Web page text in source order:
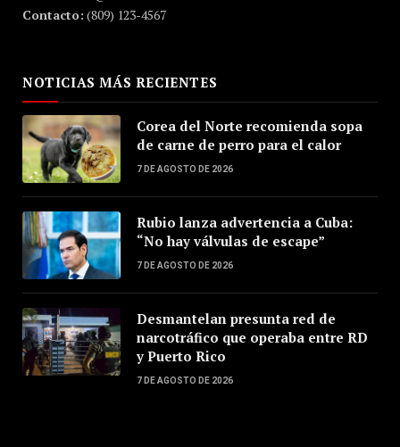
Contacto: (809) 123-4567
NOTICIAS MÁS RECIENTES
Corea del Norte recomienda sopa
de carne de perro para el calor
7 DE AGOSTO DE 2026
Rubio lanza advertencia a Cuba:
“No hay válvulas de escape”
7 DE AGOSTO DE 2026
Desmantelan presunta red de
narcotráfico que operaba entre RD
y Puerto Rico
7 DE AGOSTO DE 2026